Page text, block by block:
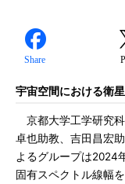
Share
宇宙空間における衛
京都大学工学研究
卓也助教、吉田昌宏
よるグループは2024
固有スペクトル線幅